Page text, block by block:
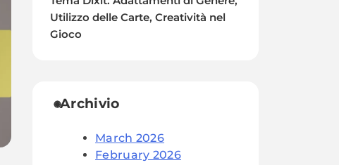
Utilizzo delle Carte, Creatività nel
Gioco
Archivio
March 2026
February 2026